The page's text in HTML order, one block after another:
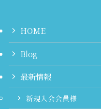
HOME
Blog
最新情報
新規入会会員様